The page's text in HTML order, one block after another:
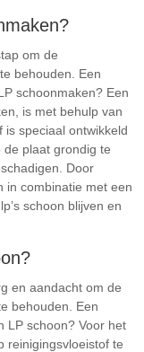
om de
behouden. Een
schoonmaken? Een
is met behulp van
is speciaal ontwikkeld
plaat grondig te
Door
in combinatie met een
schoon blijven en
en aandacht om de
behouden. Een
LP schoon? Voor het
reinigingsvloeistof te